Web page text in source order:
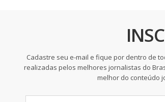
Cadastre seu e-mail e fique por dentro de
realizadas pelos melhores jornalistas do
melhor do conteúdo